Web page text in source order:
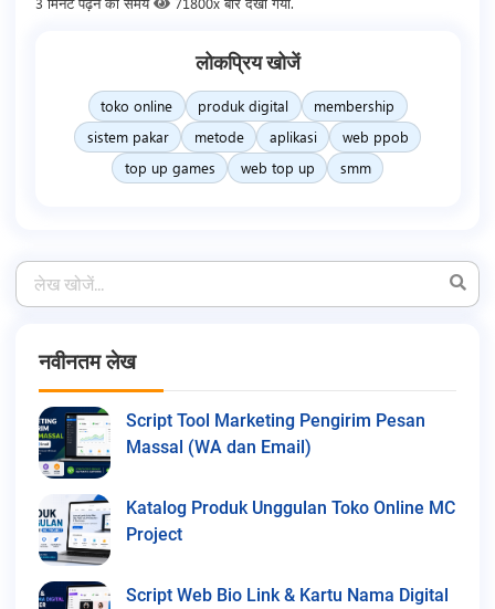
लोकप्रिय खोजें
toko online produk digital
membership
sistem pakar
metode aplikasi
web ppob
top up games
web top up smm
नवीनतम लेख
Script Tool Marketing Pengirim Pesan
Massal (WA dan Email)
Katalog Produk Unggulan Toko Online MC
Project
Script Web Bio Link & Kartu Nama Digital